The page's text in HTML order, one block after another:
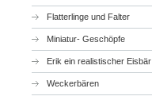
Flatterlinge und Falter
Miniatur- Geschöpfe
Erik ein realistischer Eisbär
Weckerbären